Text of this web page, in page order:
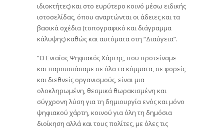
ιδιοκτήτες) και στο ευρύτερο κοινό μέσω ειδικής
ιστοσελίδας, όπου αναρτώνται οι άδειες και τα
βασικά σχέδια (τοπογραφικό και διάγραμμα
κάλυψης) καθώς και αυτόματα στη “Διαύγεια”.
“Ο Ενιαίος Ψηφιακός Χάρτης, που προτείναμε
και παρουσιάσαμε σε όλα τα κόμματα, σε φορείς
και διεθνείς οργανισμούς, είναι μια
ολοκληρωμένη, θεσμικά θωρακισμένη και
σύγχρονη λύση για τη δημιουργία ενός και μόνο
ψηφιακού χάρτη, κοινού για όλη τη δημόσια
διοίκηση αλλά και τους πολίτες, με όλες τις